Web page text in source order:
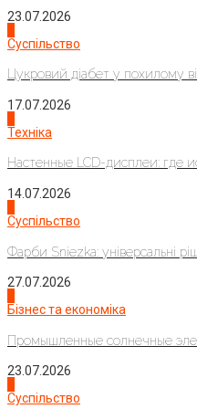
23.07.2026
Суспільство
Цукровий діабет у похилому
17.07.2026
Техніка
Настенные LCD-дисплеи: где
14.07.2026
Суспільство
Фарби Sniezka: універсальні
27.07.2026
Бізнес та економіка
Промышленные солнечные
23.07.2026
Суспільство